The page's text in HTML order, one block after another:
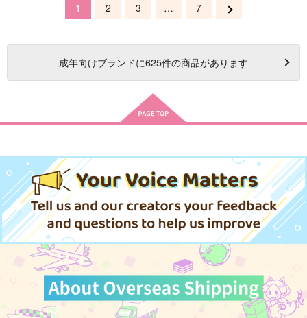
1 2 3 … 7
成年向けブランドに625件の商品があります